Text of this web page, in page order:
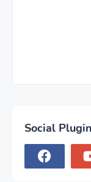
Social Plugin